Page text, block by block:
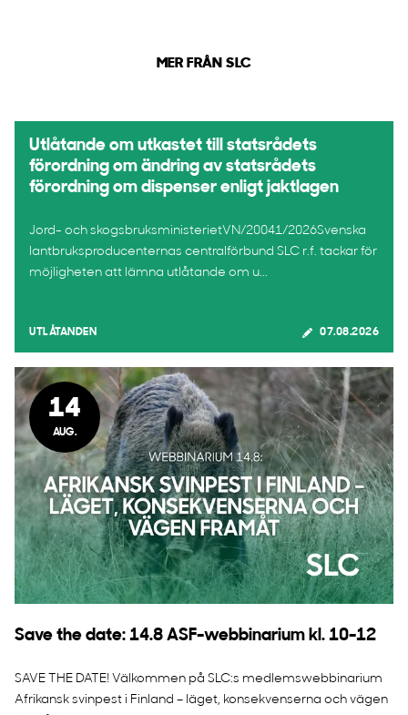
MER FRÅN SLC
Utlåtande om utkastet till statsrådets
förordning om ändring av statsrådets
förordning om dispenser enligt jaktlagen
Jord- och skogsbruksministerietVN/20041/2026Svenska
lantbruksproducenternas centralförbund SLC r.f. tackar för
möjligheten att lämna utlåtande om u...
UTLÅTANDEN 07.08.2026
14
AUG.
Save the date: 14.8 ASF-webbinarium kl. 10-12
SAVE THE DATE! Välkommen på SLC:s medlemswebbinarium
Afrikansk svinpest i Finland – läget, konsekvenserna och vägen